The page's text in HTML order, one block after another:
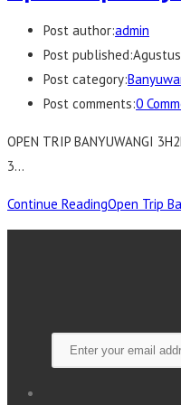
Post author:admin
Post published:
Post category:
Post comments:0
OPEN TRIP BANYUWANGI
3…
Continue ReadingOpen Trip